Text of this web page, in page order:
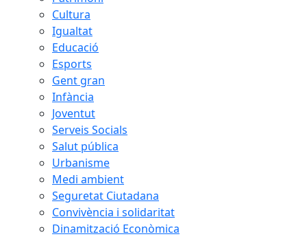
Cultura
Igualtat
Educació
Esports
Gent gran
Infància
Joventut
Serveis Socials
Salut pública
Urbanisme
Medi ambient
Seguretat Ciutadana
Convivència i solidaritat
Dinamització Econòmica